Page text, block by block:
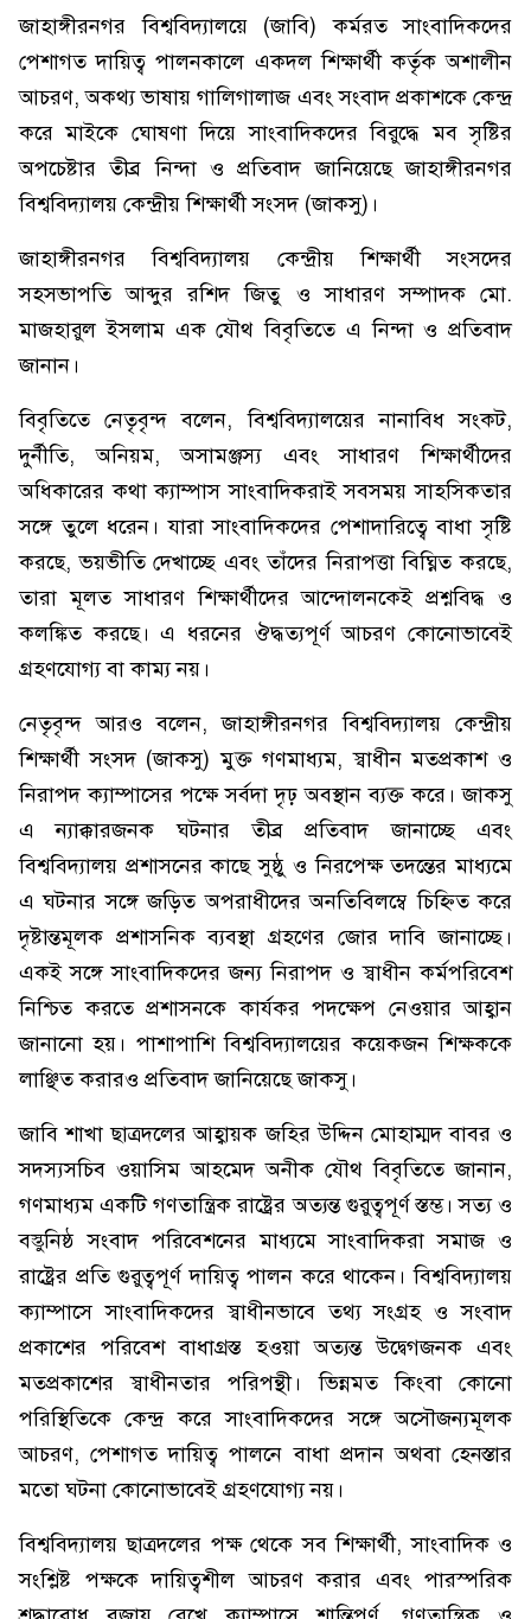
জাহাঙ্গীরনগর বিশ্ববিদ্যালয়ে (জাবি) কর্মরত সাংবাদিকদের
পেশাগত দায়িত্ব পালনকালে একদল শিক্ষার্থী কর্তৃক অশালীন
আচরণ, অকথ্য ভাষায় গালিগালাজ এবং সংবাদ প্রকাশকে কেন্দ্র
করে মাইকে ঘোষণা দিয়ে সাংবাদিকদের বিরুদ্ধে মব সৃষ্টির
অপচেষ্টার তীব্র নিন্দা ও প্রতিবাদ জানিয়েছে জাহাঙ্গীরনগর
বিশ্ববিদ্যালয় কেন্দ্রীয় শিক্ষার্থী সংসদ (জাকসু)।
জাহাঙ্গীরনগর বিশ্ববিদ্যালয় কেন্দ্রীয় শিক্ষার্থী সংসদের
সহসভাপতি আব্দুর রশিদ জিতু ও সাধারণ সম্পাদক মো.
মাজহারুল ইসলাম এক যৌথ বিবৃতিতে এ নিন্দা ও প্রতিবাদ
জানান।
বিবৃতিতে নেতৃবৃন্দ বলেন, বিশ্ববিদ্যালয়ের নানাবিধ সংকট,
দুর্নীতি, অনিয়ম, অসামঞ্জস্য এবং সাধারণ শিক্ষার্থীদের
অধিকারের কথা ক্যাম্পাস সাংবাদিকরাই সবসময় সাহসিকতার
সঙ্গে তুলে ধরেন। যারা সাংবাদিকদের পেশাদারিত্বে বাধা সৃষ্টি
করছে, ভয়ভীতি দেখাচ্ছে এবং তাঁদের নিরাপত্তা বিঘ্নিত করছে,
তারা মূলত সাধারণ শিক্ষার্থীদের আন্দোলনকেই প্রশ্নবিদ্ধ ও
কলঙ্কিত করছে। এ ধরনের ঔদ্ধত্যপূর্ণ আচরণ কোনোভাবেই
গ্রহণযোগ্য বা কাম্য নয়।
নেতৃবৃন্দ আরও বলেন, জাহাঙ্গীরনগর বিশ্ববিদ্যালয় কেন্দ্রীয়
শিক্ষার্থী সংসদ (জাকসু) মুক্ত গণমাধ্যম, স্বাধীন মতপ্রকাশ ও
নিরাপদ ক্যাম্পাসের পক্ষে সর্বদা দৃঢ় অবস্থান ব্যক্ত করে। জাকসু
এ ন্যাক্কারজনক ঘটনার তীব্র প্রতিবাদ জানাচ্ছে এবং
বিশ্ববিদ্যালয় প্রশাসনের কাছে সুষ্ঠু ও নিরপেক্ষ তদন্তের মাধ্যমে
এ ঘটনার সঙ্গে জড়িত অপরাধীদের অনতিবিলম্বে চিহ্নিত করে
দৃষ্টান্তমূলক প্রশাসনিক ব্যবস্থা গ্রহণের জোর দাবি জানাচ্ছে।
একই সঙ্গে সাংবাদিকদের জন্য নিরাপদ ও স্বাধীন কর্মপরিবেশ
নিশ্চিত করতে প্রশাসনকে কার্যকর পদক্ষেপ নেওয়ার আহ্বান
জানানো হয়। পাশাপাশি বিশ্ববিদ্যালয়ের কয়েকজন শিক্ষককে
লাঞ্ছিত করারও প্রতিবাদ জানিয়েছে জাকসু।
জাবি শাখা ছাত্রদলের আহ্বায়ক জহির উদ্দিন মোহাম্মদ বাবর ও
সদস্যসচিব ওয়াসিম আহমেদ অনীক যৌথ বিবৃতিতে জানান,
গণমাধ্যম একটি গণতান্ত্রিক রাষ্ট্রের অত্যন্ত গুরুত্বপূর্ণ স্তম্ভ। সত্য ও
বস্তুনিষ্ঠ সংবাদ পরিবেশনের মাধ্যমে সাংবাদিকরা সমাজ ও
রাষ্ট্রের প্রতি গুরুত্বপূর্ণ দায়িত্ব পালন করে থাকেন। বিশ্ববিদ্যালয়
ক্যাম্পাসে সাংবাদিকদের স্বাধীনভাবে তথ্য সংগ্রহ ও সংবাদ
প্রকাশের পরিবেশ বাধাগ্রস্ত হওয়া অত্যন্ত উদ্বেগজনক এবং
মতপ্রকাশের স্বাধীনতার পরিপন্থী। ভিন্নমত কিংবা কোনো
পরিস্থিতিকে কেন্দ্র করে সাংবাদিকদের সঙ্গে অসৌজন্যমূলক
আচরণ, পেশাগত দায়িত্ব পালনে বাধা প্রদান অথবা হেনস্তার
মতো ঘটনা কোনোভাবেই গ্রহণযোগ্য নয়।
বিশ্ববিদ্যালয় ছাত্রদলের পক্ষ থেকে সব শিক্ষার্থী, সাংবাদিক ও
সংশ্লিষ্ট পক্ষকে দায়িত্বশীল আচরণ করার এবং পারস্পরিক